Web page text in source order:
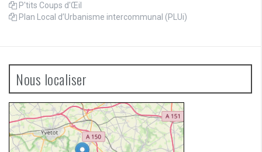
P'tits Coups d'Œil
Plan Local d’Urbanisme intercommunal (PLUi)
Nous localiser